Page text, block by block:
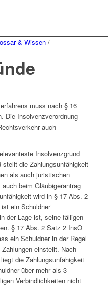
& Wissen /
muss nach § 16
Die Insolvenzverordnung
auch
Insolvenzgrund
die Zahlungsunfähigkeit
als auch juristischen
beim Gläubigerantrag
wird in § 17 Abs. 2
ein Schuldner
der Lage ist, seine fälligen
§ 17 Abs. 2 Satz 2 InsO
ein Schuldner in der Regel
einstellt. Nach
die Zahlungsunfähigkeit
über mehr als 3
Verbindlichkeiten nicht